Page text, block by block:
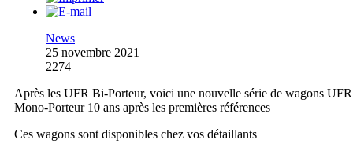
News
25 novembre 2021
2274
Après les UFR Bi-Porteur, voici une nouvelle série de wagons UFR
Mono-Porteur 10 ans après les premières références
Ces wagons sont disponibles chez vos détaillants